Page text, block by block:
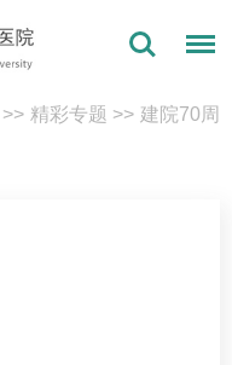
>> 精彩专题 >> 建院70周